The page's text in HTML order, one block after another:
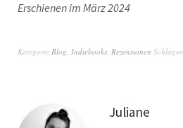
Erschienen im März 2024
Kategorie Blog, Indiebooks, Rezensionen
Juliane